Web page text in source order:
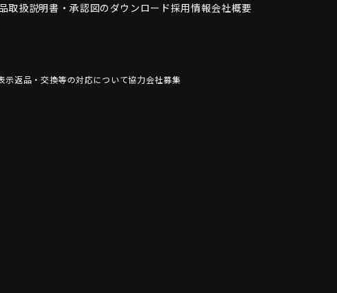
取扱説明書・承認図のダウンロード採用情報会社概要
示返品・交換等の対応について協力会社募集